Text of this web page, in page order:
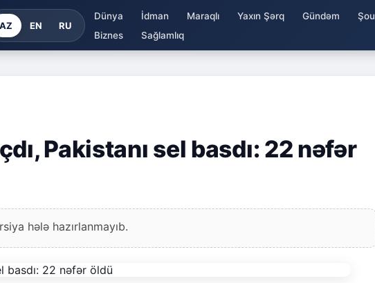
AZ EN RU
Dünya İdman Maraqlı Yaxın Şərq Gündəm Şou
Biznes
Sağlamlıq
Pakistanı sel basdı: 22 nəfər
hələ hazırlanmayıb.